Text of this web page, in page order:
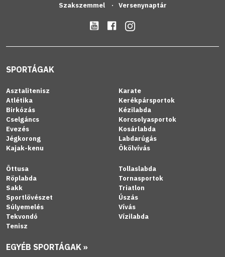
Szakszemmel Versenynaptár
SPORTÁGAK
Asztalitenisz
Atlétika
Birkózás
Cselgáncs
Evezés
Jégkorong
Kajak-kenu
Karate
Kerékpársportok
Kézilabda
Korcsolyasportok
Kosárlabda
Labdarúgás
Ökölvívás
Öttusa
Röplabda
Sakk
Sportlövészet
Súlyemelés
Tekvondó
Tenisz
Tollaslabda
Tornasportok
Triatlon
Úszás
Vívás
Vízilabda
EGYÉB SPORTÁGAK »